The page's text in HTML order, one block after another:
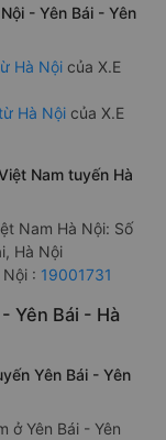
- Yên Bái - Yên
Hà Nội của X.E
Hà Nội của X.E
Nam tuyến Hà
Nam Hà Nội: Số
Hà Nội
: 19001731
Yên Bái - Hà
Yên Bái - Yên
ở Yên Bái - Yên